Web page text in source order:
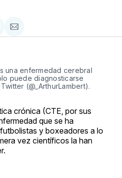
Compartir
via
una enfermedad cerebral
puede diagnosticarse
(@_ArthurLambert).
crónica (CTE, por sus
que se ha
y boxeadores a lo
vez científicos la han